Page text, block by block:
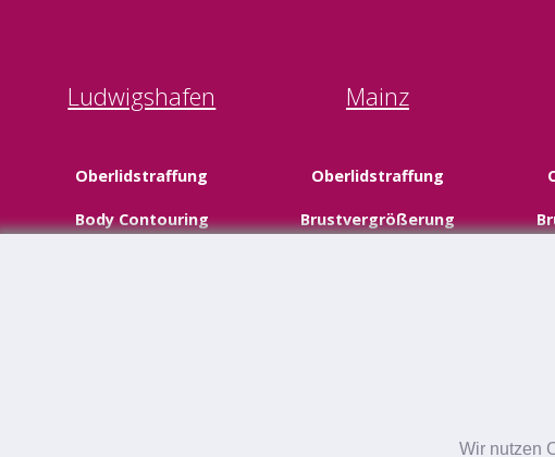
Wir nutzen
Ludwigshafen
Oberlidstraffung
Body Contouring
Mainz
Oberlidstraffung
Brustvergrößerung